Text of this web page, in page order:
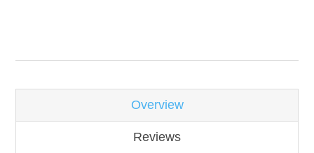
Overview
Reviews